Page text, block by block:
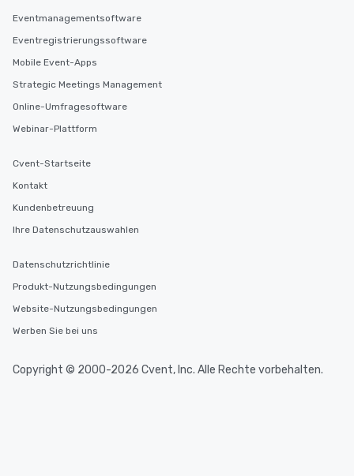
Eventmanagementsoftware
Eventregistrierungssoftware
Mobile Event-Apps
Strategic Meetings Management
Online-Umfragesoftware
Webinar-Plattform
Cvent-Startseite
Kontakt
Kundenbetreuung
Ihre Datenschutzauswahlen
Datenschutzrichtlinie
Produkt-Nutzungsbedingungen
Website-Nutzungsbedingungen
Werben Sie bei uns
Copyright © 2000-2026 Cvent, Inc. Alle Rechte vorbehalten.